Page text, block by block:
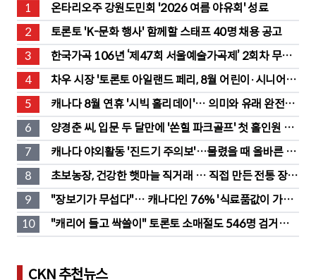
1
온타리오주 강원도민회 '2026 여름 야유회' 성료
2
토론토 'K-문화 행사' 함께할 스태프 40명 채용 공고
3
한국가곡 106년 ‘제47회 서울예술가곡제’ 2회차 무대
성황
4
차우 시장 '토론토 아일랜드 페리, 8월 어린이·시니어 무
료' 발표
5
캐나다 8월 연휴 '시빅 홀리데이'… 의미와 유래 완전정
리
6
양경춘 씨, 입문 두 달만에 '쏜힐 파크골프' 첫 홀인원 주
인공
7
캐나다 야외활동 '진드기 주의보'…물렸을 때 올바른 대
처법은?
8
초보농장, 건강한 햇마늘 직거래 … 직접 만든 전통 장류
도 판매
9
"장보기가 무섭다"… 캐나다인 76% '식료품값이 가장
부담'
10
"캐리어 들고 싹쓸이" 토론토 소매절도 546명 검거…
훔친 물건 재유통
CKN 추천뉴스